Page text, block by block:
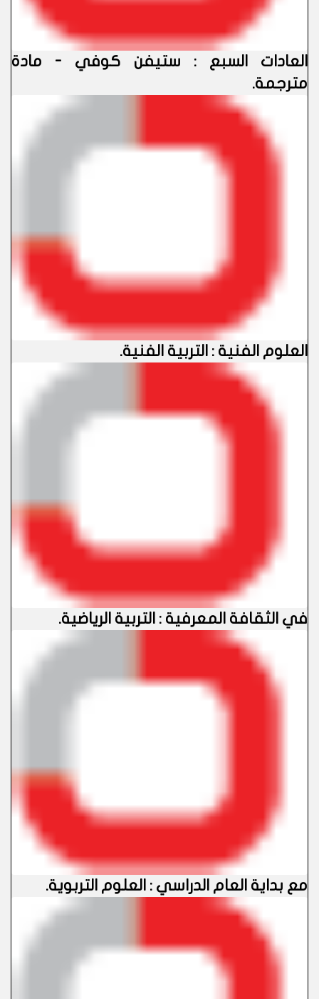
العادات السبع : ستيفن كوفي - مادة
مترجمة.
العلوم الفنية : التربية الفنية.
في الثقافة المعرفية : التربية الرياضية.
مع بداية العام الدراسي : العلوم التربوية.